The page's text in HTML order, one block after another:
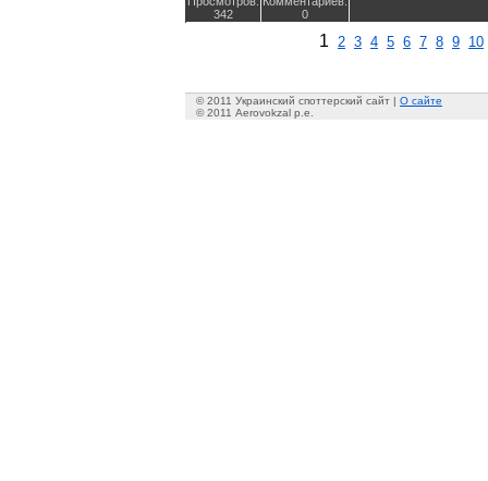
342
0
1 2 3 4 5 6 7 8 9 10
© 2011 Украинский споттерский сайт | О сайте
© 2011 Aerovokzal p.e.